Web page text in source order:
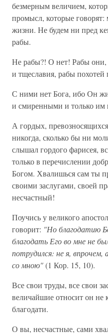
безмерным величием,
промысл, которые
жизни. Не будем ни пред
рабы.
Не рабы?! О нет! Рабы они,
и тщеславия, рабы похотей
С ними нет Бога, ибо Он
и смиренными и только им
А гордых,
никогда, сколько бы ни
слышал гордого фарисея,
только в перечислении
Богом. Хвалишься сам ты
своими заслугами, своей
несчастный!
Поучись у великого
говорит: "Но благодатию
благодать Его во мне не
потрудился: не я,
со мною"(1 Кор. 15, 10).
Все свои труды, все свои
величайшие относит он не
благодати.
О вы, несчастные, сами